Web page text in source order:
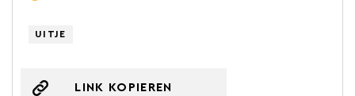
UITJE
LINK KOPIEREN